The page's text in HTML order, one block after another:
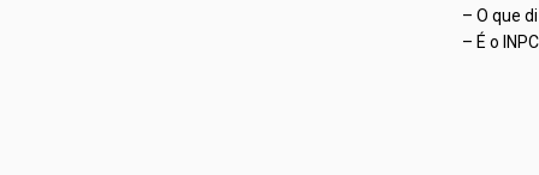
– O que
– É o